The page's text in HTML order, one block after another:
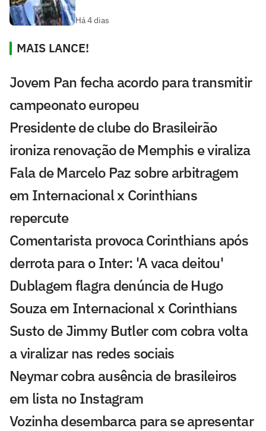
Há 4 dias
MAIS LANCE!
Jovem Pan fecha acordo para transmitir
campeonato europeu
Presidente de clube do Brasileirão
ironiza renovação de Memphis e viraliza
Fala de Marcelo Paz sobre arbitragem
em Internacional x Corinthians
repercute
Comentarista provoca Corinthians após
derrota para o Inter: 'A vaca deitou'
Dublagem flagra denúncia de Hugo
Souza em Internacional x Corinthians
Susto de Jimmy Butler com cobra volta
a viralizar nas redes sociais
Neymar cobra ausência de brasileiros
em lista no Instagram
Vozinha desembarca para se apresentar